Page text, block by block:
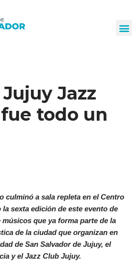
Jazz
todo un
culminó a sala repleta en el Centro
sexta edición de este evento de
que ya forma parte de la
de la ciudad que organizan en
de San Salvador de Jujuy, el
y el Jazz Club Jujuy.